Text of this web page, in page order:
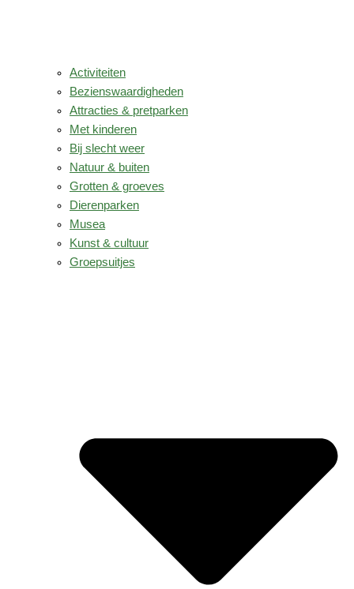
Activiteiten
Bezienswaardigheden
Attracties & pretparken
Met kinderen
Bij slecht weer
Natuur & buiten
Grotten & groeves
Dierenparken
Musea
Kunst & cultuur
Groepsuitjes